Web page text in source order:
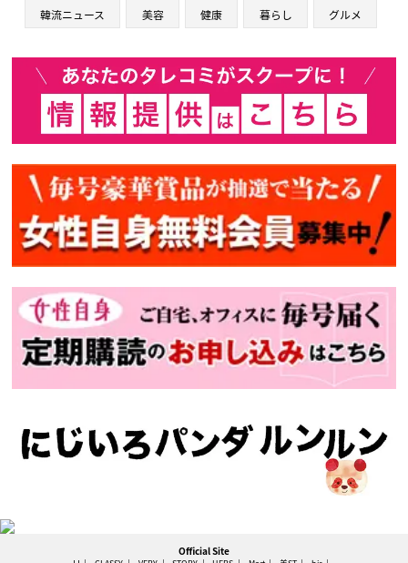
韓流ニュース 美容 健康 暮らし グルメ
Official Site